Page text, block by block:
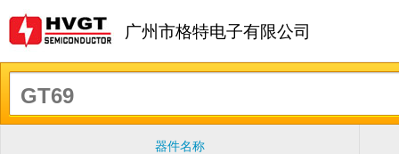
广州市格特电子有限公司
器件名称